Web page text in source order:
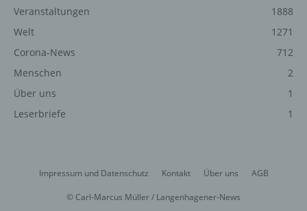
Veranstaltungen
1888
Welt
1271
Corona-News
712
Menschen
2
Über uns
1
Leserbriefe
1
Impressum und Datenschutz Kontakt Über uns AGB
© Carl-Marcus Müller / Langenhagener-News
durch uns daher einerseits statistisch und ferner mit dem
Datensicherheit in unserem Unternehmen zu erhöhen,
um letztlich ein optimales Schutzniveau für die von uns
verarbeiteten personenbezogenen Daten
werden getrennt von allen durch eine betroffene Person
angegebenen personenbezogenen Daten gespeichert.
Internetseite des für die Verarbeitung Verantwortlichen